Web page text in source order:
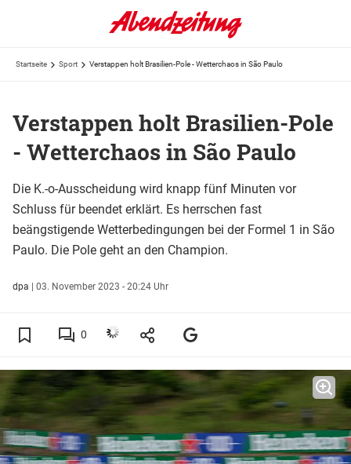
Startseite Sport Verstappen holt Brasilien-Pole - Wetterchaos in São Paulo
Verstappen holt Brasilien-Pole
- Wetterchaos in São Paulo
Die K.-o-Ausscheidung wird knapp fünf Minuten vor
Schluss für beendet erklärt. Es herrschen fast
beängstigende Wetterbedingungen bei der Formel 1 in São
Paulo. Die Pole geht an den Champion.
dpa | 03. November 2023 - 20:24 Uhr
0